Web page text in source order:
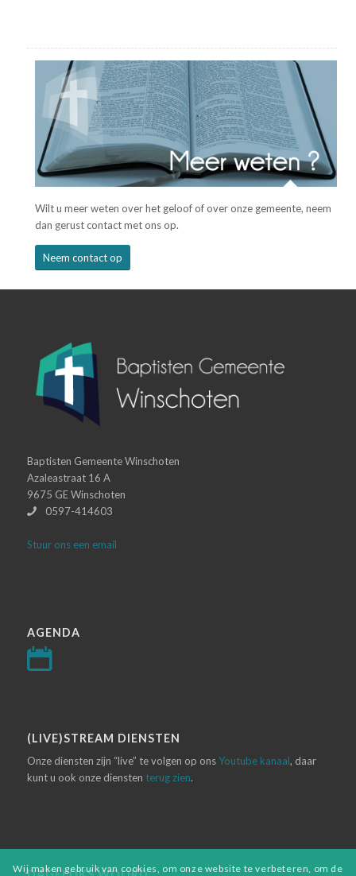
Wilt u meer weten over het geloof of over onze gemeente, neem
dan gerust contact met ons op.
Neem contact op
Baptisten Gemeente Winschoten
Azaleastraat 16 A
9675 GE Winschoten
0597-414603
Stuur ons een email
AGENDA
(LIVE)STREAM DIENSTEN
Onze diensten zijn “live” te volgen op onsYoutube kanaal, daar
kunt u ook onze diensten terug zien.
Wij maken gebruik van cookies, om onze website te verbeteren, om de